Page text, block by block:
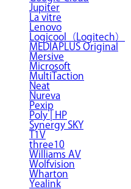
Jupiter
La vitre
Lenovo
Logicool（Logitech）
MEDIAPLUS Original
Mersive
Microsoft
MultiTaction
Neat
Nureva
Pexip
Poly | HP
Synergy SKY
T1V
three10
Williams AV
Wolfvision
Wharton
Yealink